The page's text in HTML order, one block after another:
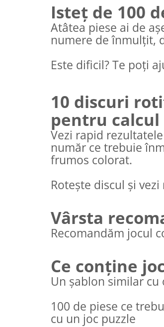
Isteț de 100
Atâtea piese ai de
numere de înmulțit,
Este dificil? Te poți
10 discuri
pentru
Vezi rapid
număr ce trebuie
frumos colorat.
Rotește discul și
Vârsta
Recomandăm jocul
Ce conține
Un șablon similar cu
100 de piese ce
cu un joc puzzle